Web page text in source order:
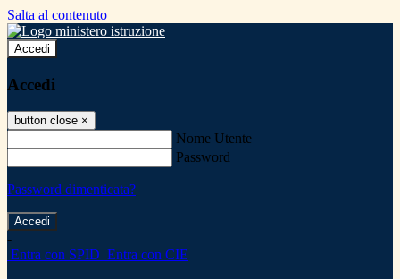
Salta al contenuto
Accedi
Accedi
button close ×
Nome Utente
Password
Password dimenticata?
-
Entra con SPID Entra con CIE